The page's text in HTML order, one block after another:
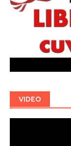
VIDEO